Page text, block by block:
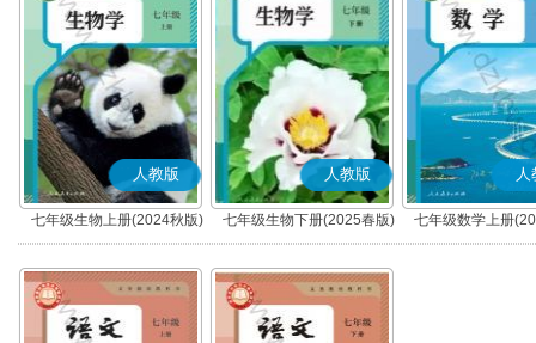
人教版
七年级生物上册(2024秋版)
人教版
七年级生物下册(2025春版)
人
七年级数学上册